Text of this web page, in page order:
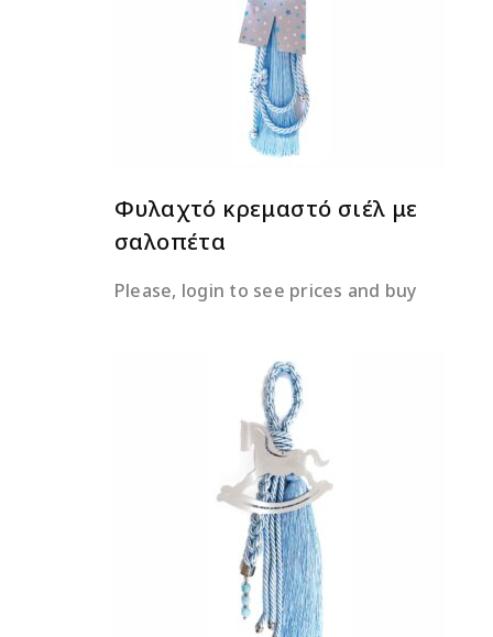
ΔΙΑΒΆΣΤΕ ΠΕΡΙΣΣΌΤΕΡΑ
Φυλαχτό κρεμαστό σιέλ με
σαλοπέτα
Please, login to see prices and buy
ΔΙΑΒΆΣΤΕ ΠΕΡΙΣΣΌΤΕΡΑ